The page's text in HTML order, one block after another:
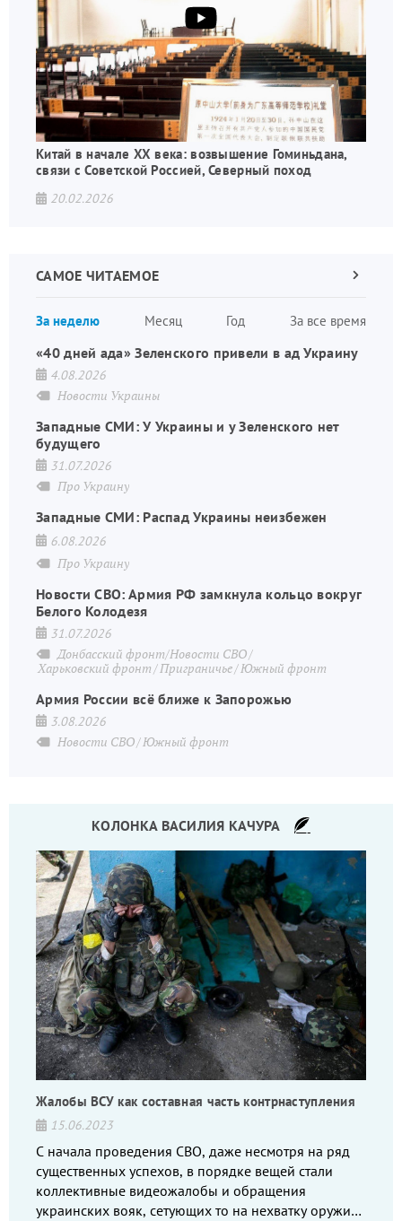
Китай в начале XX века: возвышение Гоминьдана,
связи с Советской Россией, Северный поход
20.02.2026
САМОЕ ЧИТАЕМОЕ
За неделю Месяц Год За все время
Следующая
«40 дней ада» Зеленского привели в ад Украину
4.08.2026
Новости Украины
Западные СМИ: У Украины и у Зеленского нет
будущего
31.07.2026
Про Украину
Западные СМИ: Распад Украины неизбежен
6.08.2026
Про Украину
Новости СВО: Армия РФ замкнула кольцо вокруг
Белого Колодезя
31.07.2026
Донбасский фронт/Новости СВО
Харьковский фронт Приграничье Южный фронт
Армия России всё ближе к Запорожью
3.08.2026
Новости СВО Южный фронт
КОЛОНКА ВАСИЛИЯ КАЧУРА
Жалобы ВСУ как составная часть контрнаступления
15.06.2023
С начала проведения СВО, даже несмотря на ряд
существенных успехов, в порядке вещей стали
коллективные видеожалобы и обращения
украинских вояк, сетующих то на нехватку оружия,